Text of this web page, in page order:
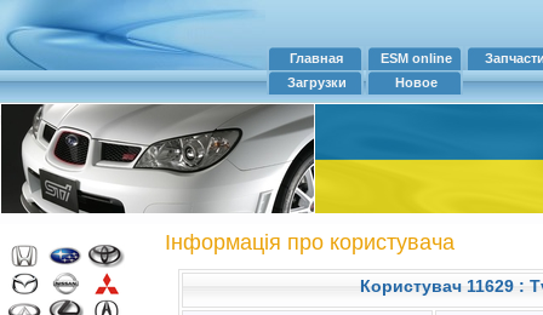
Главная ESM online
Загрузки
Новое
Інформація про користувача
Користувач 11629 :